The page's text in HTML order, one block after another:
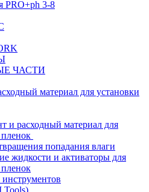
PRO+ph 3-8
ЧАСТИ
материал для установки
и расходный материал для
попадания влаги
жидкости и активаторы для
Tools)